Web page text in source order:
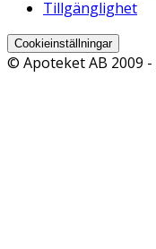
Tillgänglighet
Cookieinställningar
© Apoteket AB 2009 -